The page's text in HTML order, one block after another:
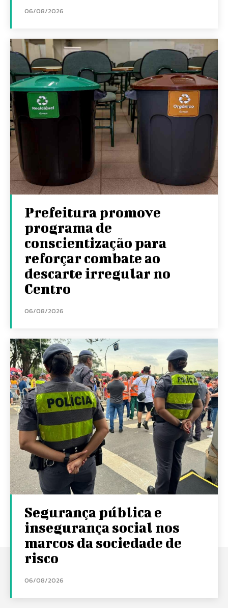
06/08/2026
Prefeitura promove
programa de
conscientização para
reforçar combate ao
descarte irregular no
Centro
06/08/2026
Segurança pública e
insegurança social nos
marcos da sociedade de
risco
06/08/2026